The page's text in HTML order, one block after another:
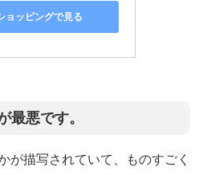
ョッピングで見る
最悪です。
が描写されていて、ものすごく